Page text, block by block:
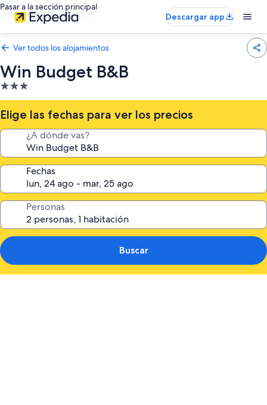
Pasar a la sección principal
Descargar app
Ver todos los alojamientos
Win Budget B&B
Alojamiento
de
3.0 estrellas
Elige las fechas para ver los precios
¿A dónde vas?
Fechas
Personas
Buscar